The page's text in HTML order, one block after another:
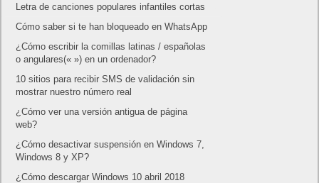
Letra de canciones populares infantiles cortas
Cómo saber si te han bloqueado en WhatsApp
¿Cómo escribir la comillas latinas / españolas
o angulares(« ») en un ordenador?
10 sitios para recibir SMS de validación sin
mostrar nuestro número real
¿Cómo ver una versión antigua de página
web?
¿Cómo desactivar suspensión en Windows 7,
Windows 8 y XP?
¿Cómo descargar Windows 10 abril 2018